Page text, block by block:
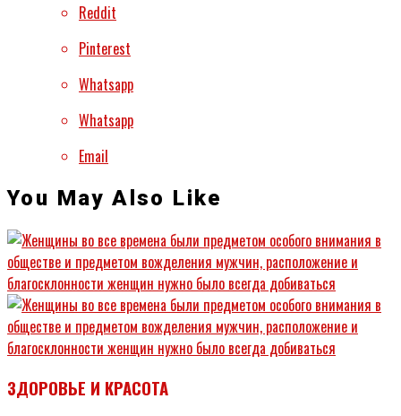
Reddit
Pinterest
Whatsapp
Whatsapp
Email
You May Also Like
ЗДОРОВЬЕ И КРАСОТА